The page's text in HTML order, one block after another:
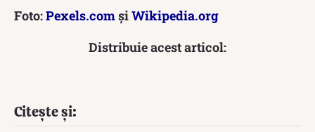
Foto:Pexels.comșiWikipedia.org
Distribuie acest articol:
Citește și: